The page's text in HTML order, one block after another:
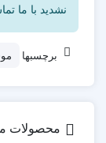
نشدید با ما
برچسبها
محصولات